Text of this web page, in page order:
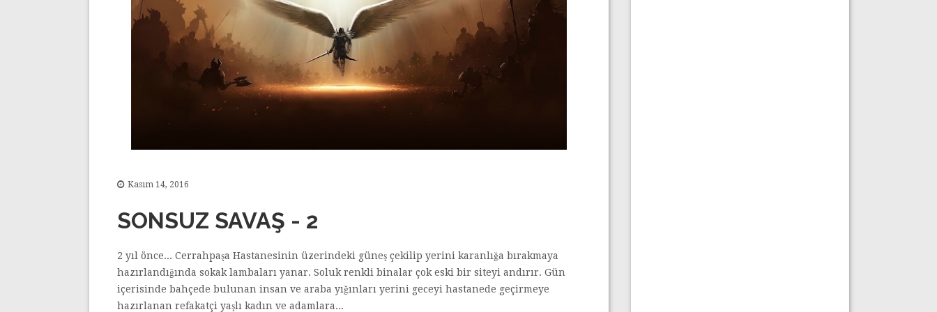
Kasım 14, 2016
SONSUZ SAVAŞ - 2
2 yıl önce... Cerrahpaşa Hastanesinin üzerindeki güneş çekilip yerini karanlığa bırakmaya
hazırlandığında sokak lambaları yanar. Soluk renkli binalar çok eski bir siteyi andırır. Gün
içerisinde bahçede bulunan insan ve araba yığınları yerini geceyi hastanede geçirmeye
hazırlanan refakatçi yaşlı kadın ve adamlara...